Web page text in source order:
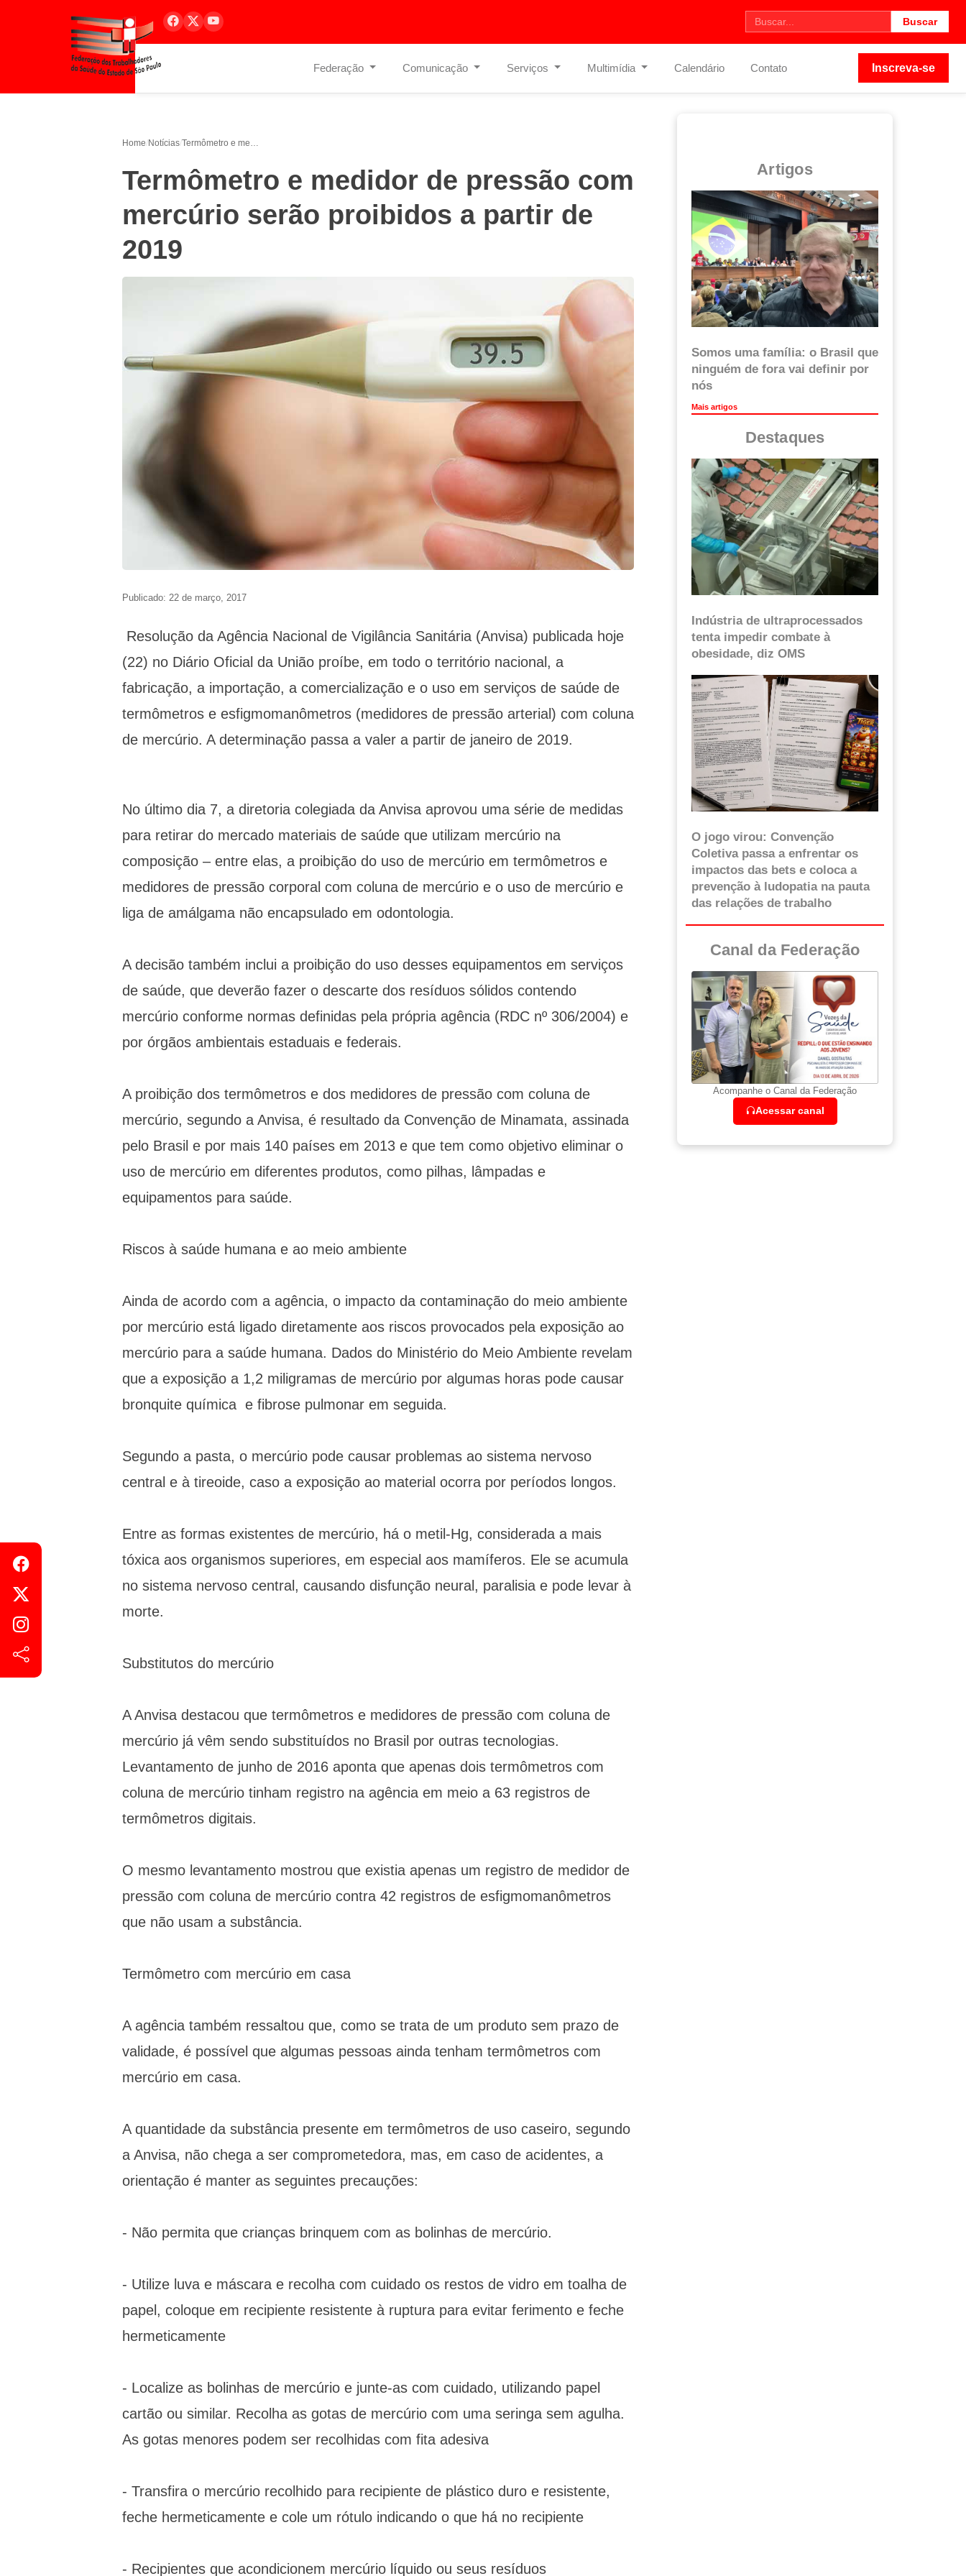
Buscar
Federação Comunicação Serviços Multimídia Calendário Contato Inscreva-se
Home/Notícias/ Termômetro e medidor de pressão com mercúrio serão proibidos a partir de 2019
Termômetro e medidor de pressão com
mercúrio serão proibidos a partir de
2019
Publicado: 22 de março, 2017
Resolução da Agência Nacional de Vigilância Sanitária (Anvisa) publicada hoje
(22) no Diário Oficial da União proíbe, em todo o território nacional, a
fabricação, a importação, a comercialização e o uso em serviços de saúde de
termômetros e esfigmomanômetros (medidores de pressão arterial) com coluna
de mercúrio. A determinação passa a valer a partir de janeiro de 2019.
No último dia 7, a diretoria colegiada da Anvisa aprovou uma série de medidas
para retirar do mercado materiais de saúde que utilizam mercúrio na
composição – entre elas, a proibição do uso de mercúrio em termômetros e
medidores de pressão corporal com coluna de mercúrio e o uso de mercúrio e
liga de amálgama não encapsulado em odontologia.
A decisão também inclui a proibição do uso desses equipamentos em serviços
de saúde, que deverão fazer o descarte dos resíduos sólidos contendo
mercúrio conforme normas definidas pela própria agência (RDC nº 306/2004) e
por órgãos ambientais estaduais e federais.
A proibição dos termômetros e dos medidores de pressão com coluna de
mercúrio, segundo a Anvisa, é resultado da Convenção de Minamata, assinada
pelo Brasil e por mais 140 países em 2013 e que tem como objetivo eliminar o
uso de mercúrio em diferentes produtos, como pilhas, lâmpadas e
equipamentos para saúde.
Riscos à saúde humana e ao meio ambiente
Ainda de acordo com a agência, o impacto da contaminação do meio ambiente
por mercúrio está ligado diretamente aos riscos provocados pela exposição ao
mercúrio para a saúde humana. Dados do Ministério do Meio Ambiente revelam
que a exposição a 1,2 miligramas de mercúrio por algumas horas pode causar
bronquite química e fibrose pulmonar em seguida.
Segundo a pasta, o mercúrio pode causar problemas ao sistema nervoso
central e à tireoide, caso a exposição ao material ocorra por períodos longos.
Entre as formas existentes de mercúrio, há o metil-Hg, considerada a mais
tóxica aos organismos superiores, em especial aos mamíferos. Ele se acumula
no sistema nervoso central, causando disfunção neural, paralisia e pode levar à
morte.
Substitutos do mercúrio
A Anvisa destacou que termômetros e medidores de pressão com coluna de
mercúrio já vêm sendo substituídos no Brasil por outras tecnologias.
Levantamento de junho de 2016 aponta que apenas dois termômetros com
coluna de mercúrio tinham registro na agência em meio a 63 registros de
termômetros digitais.
O mesmo levantamento mostrou que existia apenas um registro de medidor de
pressão com coluna de mercúrio contra 42 registros de esfigmomanômetros
que não usam a substância.
Termômetro com mercúrio em casa
A agência também ressaltou que, como se trata de um produto sem prazo de
validade, é possível que algumas pessoas ainda tenham termômetros com
mercúrio em casa.
A quantidade da substância presente em termômetros de uso caseiro, segundo
a Anvisa, não chega a ser comprometedora, mas, em caso de acidentes, a
orientação é manter as seguintes precauções:
- Não permita que crianças brinquem com as bolinhas de mercúrio.
- Utilize luva e máscara e recolha com cuidado os restos de vidro em toalha de
papel, coloque em recipiente resistente à ruptura para evitar ferimento e feche
hermeticamente
- Localize as bolinhas de mercúrio e junte-as com cuidado, utilizando papel
cartão ou similar. Recolha as gotas de mercúrio com uma seringa sem agulha.
As gotas menores podem ser recolhidas com fita adesiva
- Transfira o mercúrio recolhido para recipiente de plástico duro e resistente,
feche hermeticamente e cole um rótulo indicando o que há no recipiente
- Recipientes que acondicionem mercúrio líquido ou seus resíduos
Artigos
Somos uma família: o Brasil que
ninguém de fora vai definir por
nós
Mais artigos
Destaques
Indústria de ultraprocessados
tenta impedir combate à
obesidade, diz OMS
O jogo virou: Convenção
Coletiva passa a enfrentar os
impactos das bets e coloca a
prevenção à ludopatia na pauta
das relações de trabalho
Canal da Federação
Acompanhe o Canal da Federação
Acessar canal